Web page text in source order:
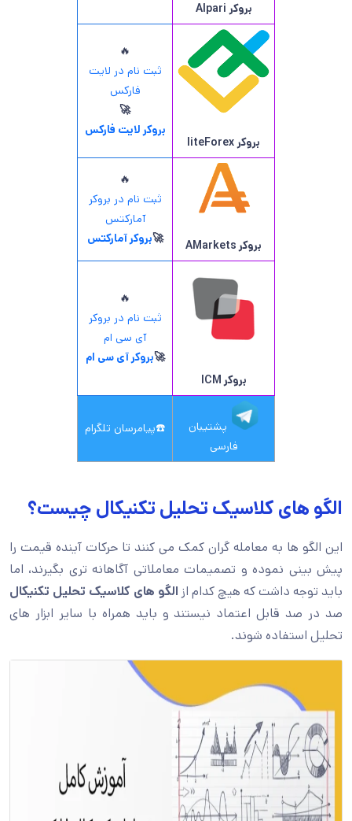
بروکر Alpari
بروکر liteForex
🔥
ثبت نام در لایت
فارکس
🚀
بروکر لایت فارکس
بروکر AMarkets
🔥
ثبت نام در بروکر
آمارکتس
🚀بروکر آمارکتس
بروکر ICM
🔥
ثبت نام در بروکر
آی سی ام
🚀بروکر آی سی ام
پشتیبان
فارسی
☎️پیامرسان تلگرام
الگو های کلاسیک تحلیل تکنیکال چیست؟
این الگو ها به معامله گران کمک می کنند تا حرکات آینده قیمت را
پیش بینی نموده و تصمیمات معاملاتی آگاهانه تری بگیرند، اما
باید توجه داشت که هیچ کدام از الگو های کلاسیک تحلیل تکنیکال
صد در صد قابل اعتماد نیستند و باید همراه با سایر ابزار های
تحلیل استفاده شوند.